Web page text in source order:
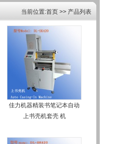
当前位置:首页 >> 产品列表
佳力机器精装书笔记本自动
上书壳机套壳 机